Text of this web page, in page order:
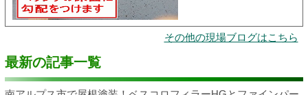
その他の現場ブログはこちら
最新の記事一覧